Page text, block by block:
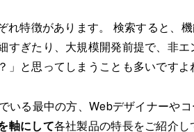
特徴があります。 検索すると、
すぎたり、大規模開発前提で、非エ
と思ってしまうことも多いですよ
いる最中の方、Webデザイナーや
軸にして各社製品の特長をご紹介し